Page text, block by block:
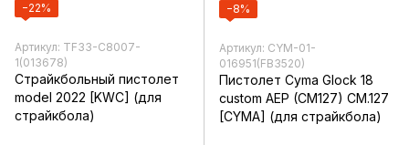
−22%
Артикул: TF33-C8007-
1(013678)
Страйкбольный пистолет
model 2022 [KWC] (для
страйкбола)
−8%
Артикул: CYM-01-
016951(FB3520)
Пистолет Cyma Glock 18
custom AEP (CM127) CM.127
[CYMA] (для страйкбола)